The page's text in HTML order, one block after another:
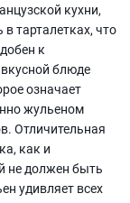
кухни,
тарталетках, что
к
блюде
означает
жульеном
Отличительная
как и
не должен быть
удивляет всех